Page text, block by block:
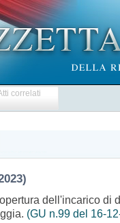
correlati
dell'incarico
(GU n.99 del 16-